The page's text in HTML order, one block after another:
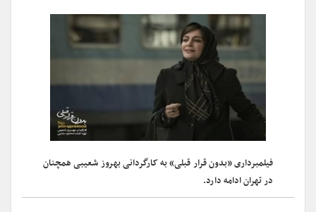
فیلمبرداری «بدون قرار قبلی» به کارگردانی بهروز شعیبی همچنان
در تهران ادامه دارد.